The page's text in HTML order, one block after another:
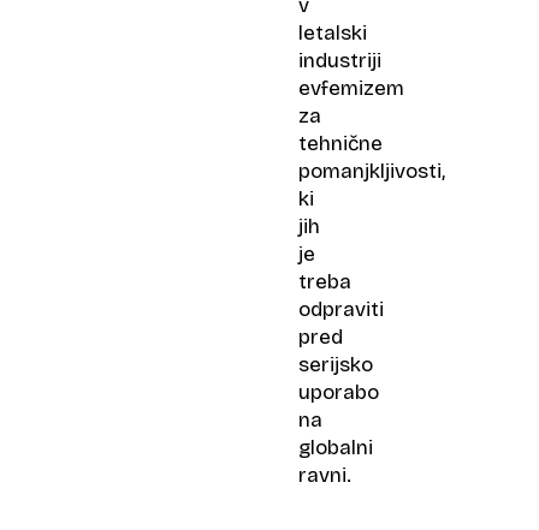
v
letalski
industriji
evfemizem
za
tehnične
pomanjkljivosti,
ki
jih
je
treba
odpraviti
pred
serijsko
uporabo
na
globalni
ravni.